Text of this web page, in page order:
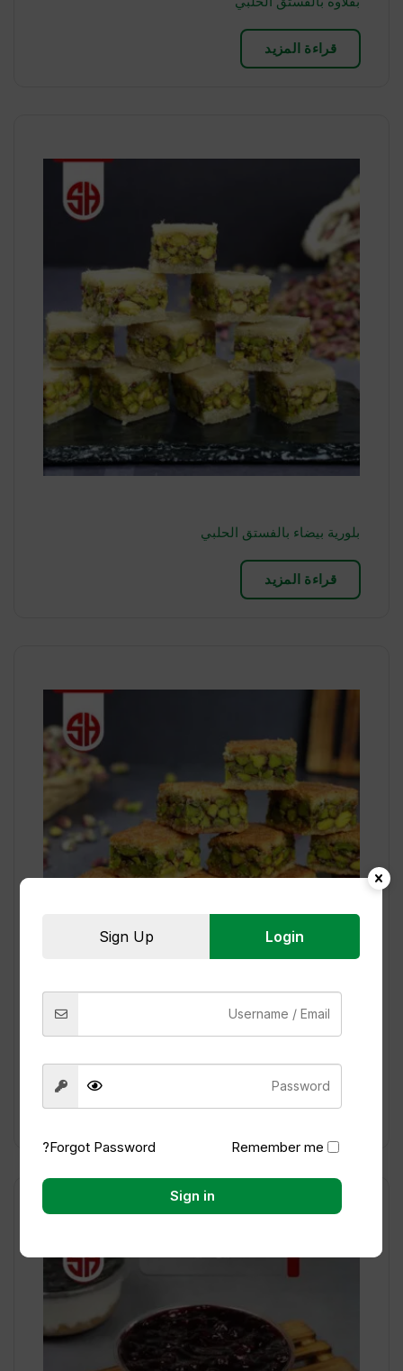
قراءة المزيد
بلورية بيضاء بالفستق الحلبي
قراءة المزيد
بلورية حمراء بالفستق الحلبي
قراءة المزيد
Login
Sign Up
Remember me
Forgot Password?
Sign in